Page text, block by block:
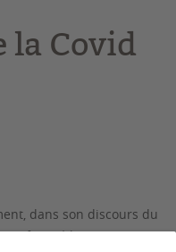
la Covid
dans son discours du
frappé les esprits en